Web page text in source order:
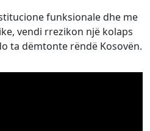
funksionale dhe me
vendi rrezikon një kolaps
ta dëmtonte rëndë Kosovën.